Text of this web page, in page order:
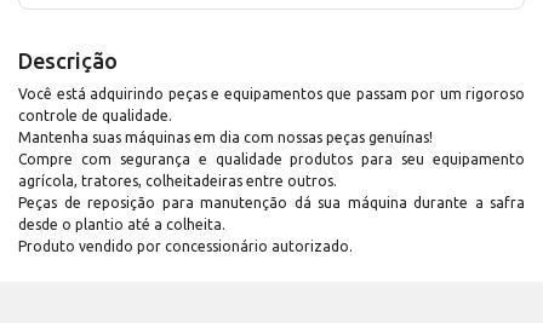
Descrição
Você está adquirindo peças e equipamentos que passam por um rigoroso
controle de qualidade.
Mantenha suas máquinas em dia com nossas peças genuínas!
Compre com segurança e qualidade produtos para seu equipamento
agrícola, tratores, colheitadeiras entre outros.
Peças de reposição para manutenção dá sua máquina durante a safra
desde o plantio até a colheita.
Produto vendido por concessionário autorizado.